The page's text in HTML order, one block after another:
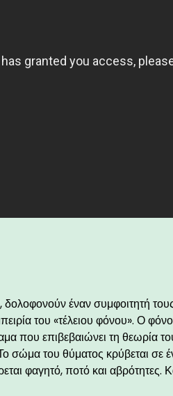
δολοφονούν έναν συμφοιτητή
του «τέλειου φόνου». Ο φόνος
που επιβεβαιώνει τη θεωρία
σώμα του θύματος κρύβεται σε
φαγητό, ποτό και αβρότητες.